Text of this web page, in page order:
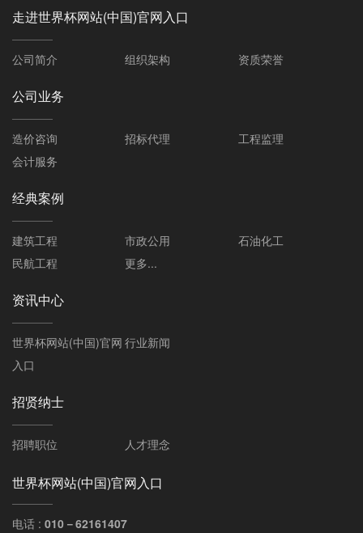
走进世界杯网站(中国)官网入口
公司简介 组织架构 资质荣誉
公司业务
造价咨询 招标代理
工程监理
会计服务
经典案例
建筑工程 市政公用
石油化工
民航工程
更多...
资讯中心
世界杯网站(中国)官网
入口
行业新闻
招贤纳士
招聘职位 人才理念
世界杯网站(中国)官网入口
电话 : 010－62161407